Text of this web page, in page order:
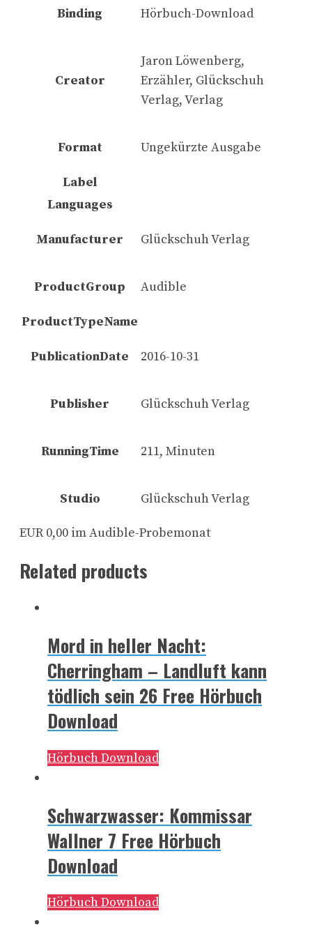
Binding Hörbuch-Download
Creator
Jaron Löwenberg,
Erzähler, Glückschuh
Verlag, Verlag
Format Ungekürzte Ausgabe
Label
Languages
Manufacturer Glückschuh Verlag
ProductGroup Audible
ProductTypeName
PublicationDate 2016-10-31
Publisher Glückschuh Verlag
RunningTime 211, Minuten
Studio Glückschuh Verlag
EUR 0,00 im Audible-Probemonat
Related products
Mord in heller Nacht:
Cherringham – Landluft kann
tödlich sein 26 Free Hörbuch
Download
Hörbuch Download
Schwarzwasser: Kommissar
Wallner 7 Free Hörbuch
Download
Hörbuch Download